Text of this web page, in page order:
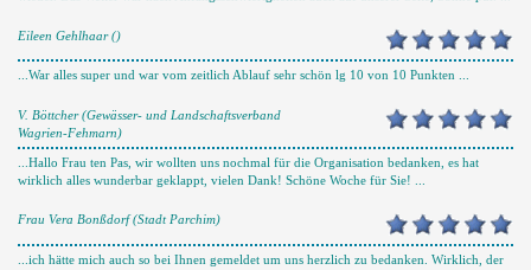
Eileen Gehlhaar ()
...War alles super und war vom zeitlich Ablauf sehr schön lg 10 von 10 Punkten ...
V. Böttcher (Gewässer- und Landschaftsverband
Wagrien-Fehmarn)
...Hallo Frau ten Pas, wir wollten uns nochmal für die Organisation bedanken, es hat
wirklich alles wunderbar geklappt, vielen Dank! Schöne Woche für Sie! ...
Frau Vera Bonßdorf (Stadt Parchim)
...ich hätte mich auch so bei Ihnen gemeldet um uns herzlich zu bedanken. Wirklich, der